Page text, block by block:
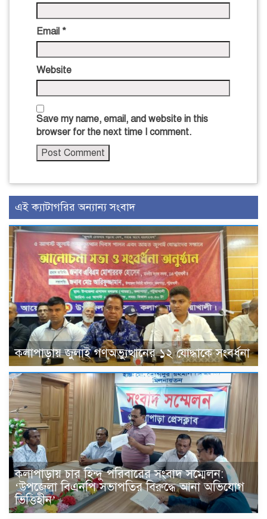
Email *
Website
Save my name, email, and website in this
browser for the next time I comment.
এই ক্যাটাগরির অন্যান্য সংবাদ
কলাপাড়ায় জুলাই গণঅভ্যুত্থানের ১২ যোদ্ধাকে সংবর্ধনা
কলাপাড়ায় চার হিন্দু পরিবারের সংবাদ সম্মেলন:
‘উপজেলা বিএনপি সভাপতির বিরুদ্ধে আনা অভিযোগ
ভিত্তিহীন’